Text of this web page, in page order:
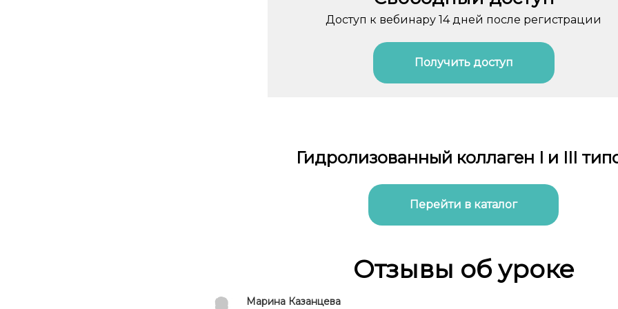
Доступ к вебинару 14 дней после регистрации
Получить доступ
Гидролизованный коллаген I и III
Перейти в каталог
Отзывы об уроке
Марина Казанцева